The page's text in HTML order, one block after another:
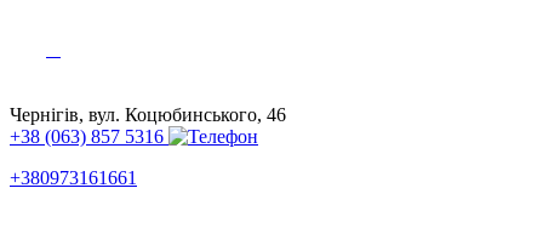
Чернігів, вул. Коцюбинського, 46
+38 (063) 857 5316
+380973161661